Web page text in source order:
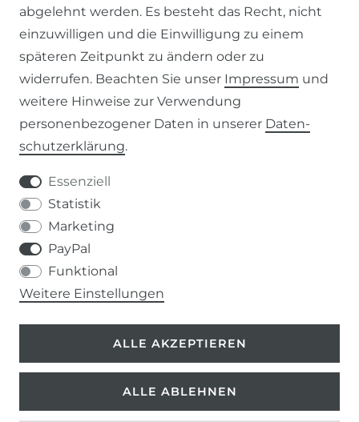
RECHTLICHES
WIDERRUFSRECHT
IMPRESSUM
DATENSCHUTZERKLÄRUNG
037207-995665
info@kern-holz.com
abgelehnt werden. Es besteht das Recht, nicht
einzuwilligen und die Einwilligung zu einem
späteren Zeitpunkt zu ändern oder zu
widerrufen. Beachten Sie unser Impressum und
weitere Hinweise zur Verwendung
personenbezogener Daten in unserer Daten­
schutz­erklärung.
Essenziell
Statistik
Marketing
PayPal
Funktional
Weitere Einstellungen
ALLE AKZEPTIEREN
ALLE ABLEHNEN